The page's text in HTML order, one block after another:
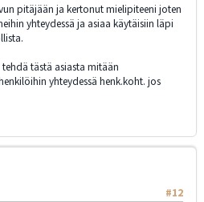
pitäjään ja kertonut mielipiteeni joten
yhteydessä ja asiaa käytäisiin läpi
tästä asiasta mitään
yhteydessä henk.koht. jos
#12